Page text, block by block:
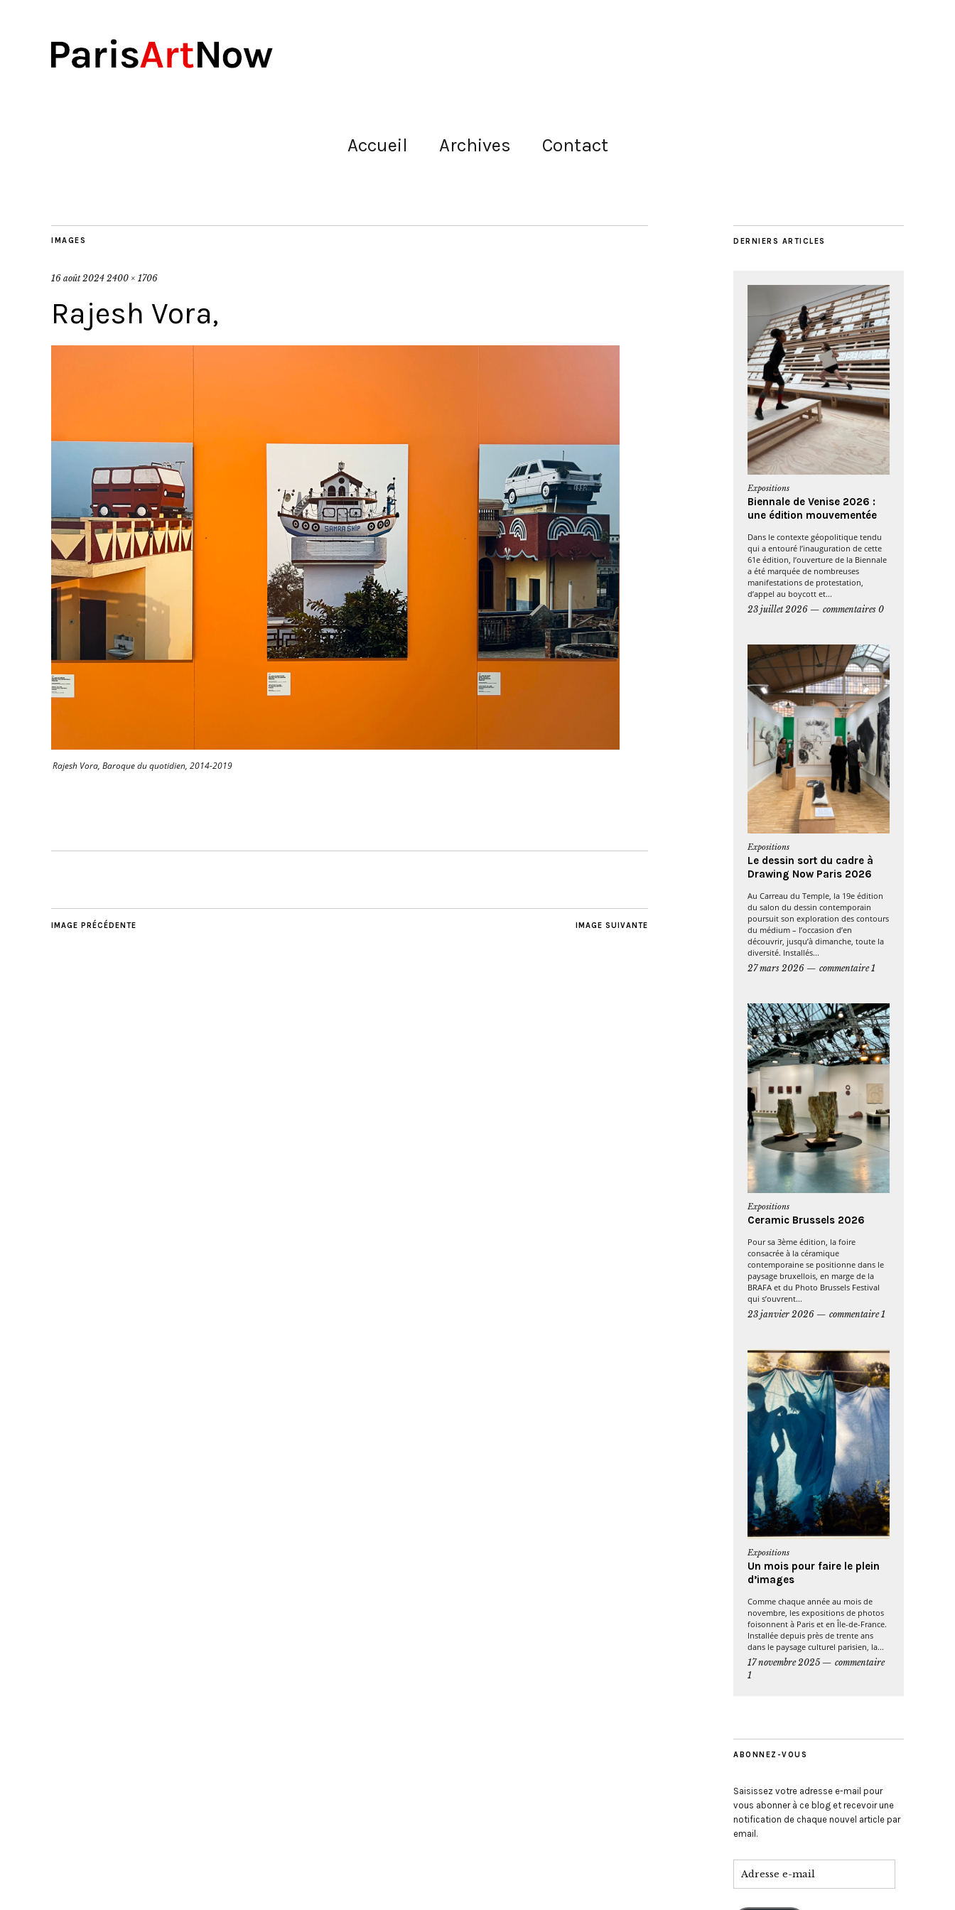
Accueil Archives Contact
IMAGES
16 août 2024 2400 × 1706
Rajesh Vora,
Rajesh Vora, Baroque du quotidien, 2014-2019
IMAGE SUIVANTE
IMAGE PRÉCÉDENTE
DERNIERS ARTICLES
Expositions
Biennale de Venise 2026 :
une édition mouvementée
Dans le contexte géopolitique tendu
qui a entouré l’inauguration de cette
61e édition, l’ouverture de la Biennale
a été marquée de nombreuses
manifestations de protestation,
d’appel au boycott et...
23 juillet 2026
commentaires 0
Expositions
Le dessin sort du cadre à
Drawing Now Paris 2026
Au Carreau du Temple, la 19e édition
du salon du dessin contemporain
poursuit son exploration des contours
du médium – l’occasion d’en
découvrir, jusqu’à dimanche, toute la
diversité. Installés...
27 mars 2026
commentaire 1
Expositions
Ceramic Brussels 2026
Pour sa 3ème édition, la foire
consacrée à la céramique
contemporaine se positionne dans le
paysage bruxellois, en marge de la
BRAFA et du Photo Brussels Festival
qui s’ouvrent...
23 janvier 2026
commentaire 1
Expositions
Un mois pour faire le plein
d’images
Comme chaque année au mois de
novembre, les expositions de photos
foisonnent à Paris et en Île-de-France.
Installée depuis près de trente ans
dans le paysage culturel parisien, la...
17 novembre 2025
commentaire
1
ABONNEZ-VOUS
Saisissez votre adresse e-mail pour
vous abonner à ce blog et recevoir une
notification de chaque nouvel article par
email.